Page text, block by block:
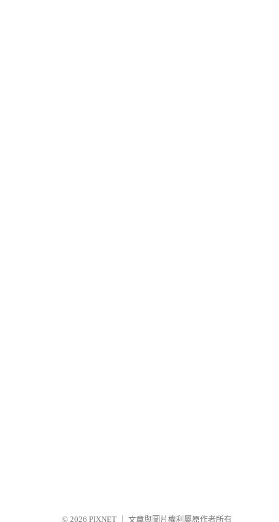
© 2026 PIXNET 文章與圖片權利屬原作者所有